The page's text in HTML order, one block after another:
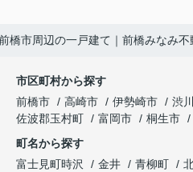
とめたものを何度も更
購入までの流れが想像
住宅販売店が関わる疑
産さんから連絡や確認
ることを進んでしてい
〇感じたこと、良かっ
ったことなど
大きな買い物になるの
んでもかんでも質問し
確認して連絡下さった
ても良かったと思いま
夫婦共々とても信頼し
今後とも宜しくお願い致
橋市周辺の一戸建て｜前橋みなみ不
市区町村から探す
前橋市
高崎市 伊勢崎市 渋
佐波郡玉村町
富岡市 桐生市
町名から探す
富士見町時沢
金井 青柳町